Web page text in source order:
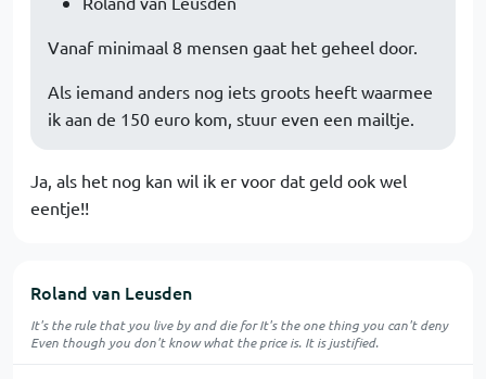
Vanaf minimaal 8 mensen gaat het geheel door.
Als iemand anders nog iets groots heeft waarmee
ik aan de 150 euro kom, stuur even een mailtje.
Ja, als het nog kan wil ik er voor dat geld ook wel
eentje!!
Roland van Leusden
It's the rule that you live by and die for It's the one thing you can't deny
Even though you don't know what the price is. It is justified.